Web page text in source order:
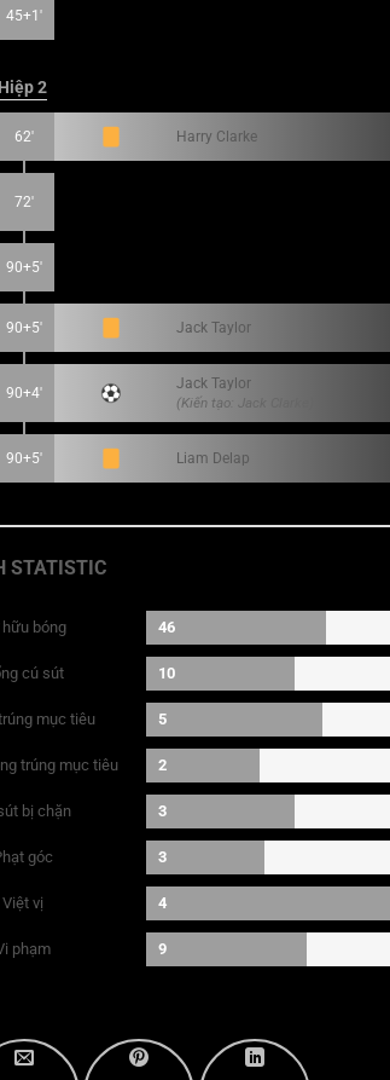
45+1'
Hiệp 2
62' Harry Clarke
72'
90+5'
90+5' Jack Taylor
90+4'
Jack Taylor
(Kiến tạo: Jack Clarke)
90+5' Liam Delap
STATISTIC
hữu bóng 46
cú sút 10
mục tiêu 5
trúng mục tiêu 2
bị chặn 3
góc 3
Việt vị 4
phạm 9